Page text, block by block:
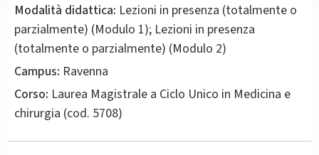
Modalità didattica: Lezioni in presenza (totalmente o
parzialmente) (Modulo 1); Lezioni in presenza
(totalmente o parzialmente) (Modulo 2)
Campus: Ravenna
Corso: Laurea Magistrale a Ciclo Unico in Medicina e
chirurgia (cod. 5708)